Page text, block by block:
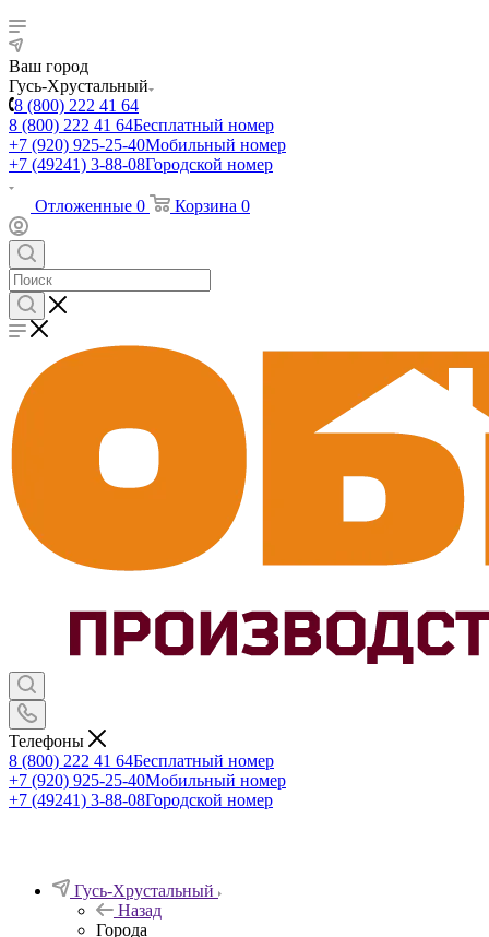
Ваш город
Гусь-Хрустальный
8 (800) 222 41 64
8 (800) 222 41 64Бесплатный номер
+7 (920) 925-25-40Мобильный номер
+7 (49241) 3-88-08Городской номер
Отложенные 0 Корзина 0
Телефоны
8 (800) 222 41 64Бесплатный номер
+7 (920) 925-25-40Мобильный номер
+7 (49241) 3-88-08Городской номер
Гусь-Хрустальный
Назад
Города